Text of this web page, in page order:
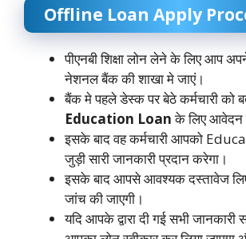
Offline Loan Apply
पीएनबी शिक्षा लोन लेने के लिए आप
नेशनल बैंक की शाखा मे जाएं।
बैंक मे पहले डेस्क पर बेठे कर्मचारी को
Education Loanके लिए आवेदन
इसके बाद वह कर्मचारी आपको
जुड़ी सारी जानकारी प्रदान करेगा।
इसके बाद आपसे आवश्यक दस्तावेज
जांच की जाएगी।
यदि आपके द्वारा दी गई सभी जानकारी